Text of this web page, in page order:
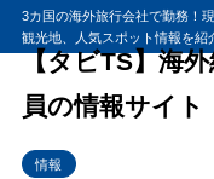
3カ国の海外旅行会社で勤務！
観光地、人気スポット情報を紹
【タビTS】海
員の情報サイト
情報